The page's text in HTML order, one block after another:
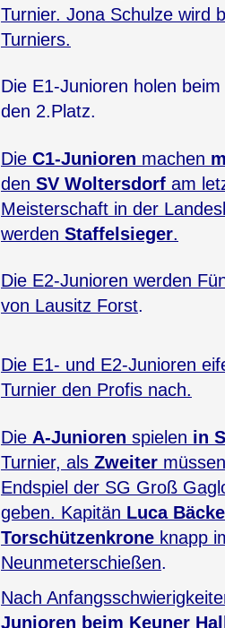
Turnier. Jona Schulze wird
Turniers.
Die E1-Junioren holen
den 2.Platz.
Die C1-Junioren machen
den SV Woltersdorf am
Meisterschaft in der
werden Staffelsieger.
Die E2-Junioren werden
von Lausitz Forst.
Die E1- und E2-Junioren
Turnier den Profis nach.
Die A-Junioren spielen in
Turnier, als Zweiter
Endspiel der SG Groß
geben. Kapitän Luca
Torschützenkrone knapp
Neunmeterschießen.
Nach
Junioren beim Keuner